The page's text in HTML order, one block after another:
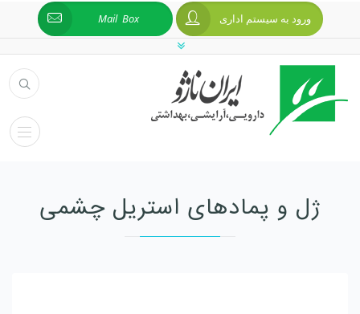
Mail Box ورود به سیستم اداری
ژل و پمادهای استریل چشمی